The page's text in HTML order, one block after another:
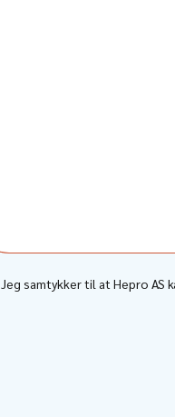
Jeg samtykker til at Hepro AS